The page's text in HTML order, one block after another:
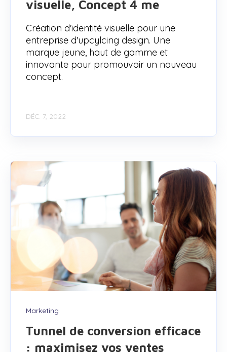
visuelle, Concept 4 me
Création d'identité visuelle pour une
entreprise d'upcylcing design. Une
marque jeune, haut de gamme et
innovante pour promouvoir un nouveau
concept.
DÉC. 7, 2022
Marketing
Tunnel de conversion efficace
: maximisez vos ventes